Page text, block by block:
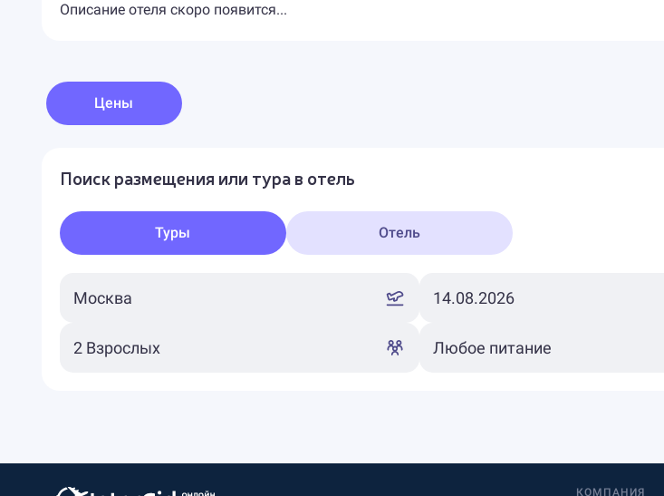
Описание отеля скоро появится...
Цены
Поиск размещения или тура в отель
Туры Отель
КОМПАНИЯ